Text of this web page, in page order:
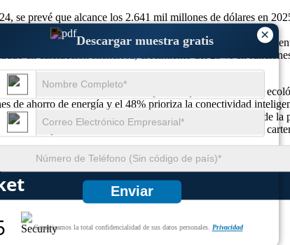
×
Descargar muestra gratis
Enviar
Garantizamos la total confidencialidad de sus datos personales. Privacidad
se prevé que alcance los 2.641 mil millones de dólares en
inteligentes, aumento del 33 % en modelos
en calefacción silenciosa, crecimiento del 25 % en
una transformación acelerada impulsada por la conciencia
de ahorro de energía y el 48% prioriza la conectividad
cinco principales actores poseen colectivamente el 57% de
está impulsando al 33% de los fabricantes a renovar sus